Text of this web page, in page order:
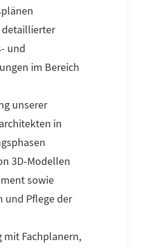
und
im Bereich
unserer
in
3D-Modellen
sowie
und Pflege der
mit Fachplanern,